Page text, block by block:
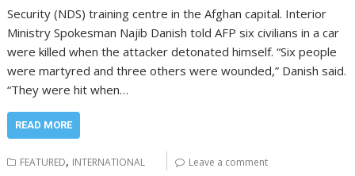
Security (NDS) training centre in the Afghan capital. Interior
Ministry Spokesman Najib Danish told AFP six civilians in a car
were killed when the attacker detonated himself. “Six people
were martyred and three others were wounded,” Danish said.
“They were hit when…
READ MORE
FEATURED, INTERNATIONAL Leave a comment